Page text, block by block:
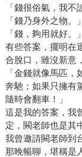
「錢很俗氣，我不
「錢乃身外之物。」
「錢，夠用就好。」
有些答案，擺明在
合脫口，雖沒新意
「金錢就像馬匹
奔馳；如果只擁有
隨時會翻車！」
這是我的答案，我
定，闕老師也是其
我曾邀請闕老師到
那晚暢聊，堪稱是